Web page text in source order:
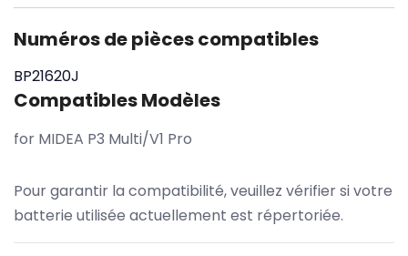
Numéros de pièces compatibles
BP21620J
Compatibles Modèles
for MIDEA P3 Multi/V1 Pro
Pour garantir la compatibilité, veuillez vérifier si votre
batterie utilisée actuellement est répertoriée.